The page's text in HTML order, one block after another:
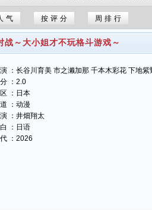
气 按评分 周排行
战～大小姐才不玩格斗游戏～
：长谷川育美 市之濑加那 千本木彩花 下地紫
：2.0
：日本
：动漫
：井畑翔太
：日语
：2026